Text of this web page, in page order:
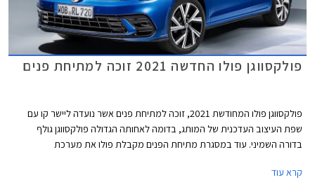
פולקסווגן פולו החדשה 2021 זוכה למתיחת פנים
פולקסווגן פולו המחודשת 2021, זוכה למתיחת פנים אשר נועדה ליישר קו עם
שפת העיצוב העדכנית של המותג, בדומה לאחותה הגדולה פולקסווגן גולף
בדורה השמיני. עוד במסגרת מתיחת הפנים מקבלת פולו את מערכת
קרא עוד